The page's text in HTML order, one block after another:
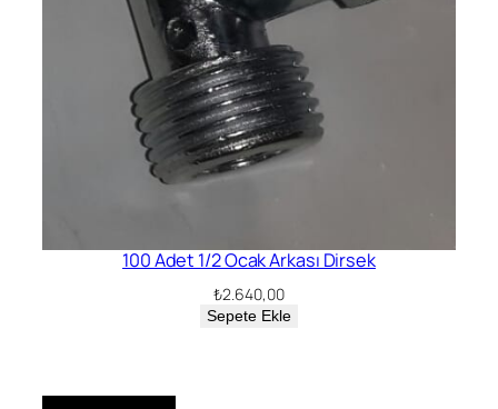
100 Adet 1/2 Ocak Arkası Dirsek
₺2.640,00
Sepete Ekle